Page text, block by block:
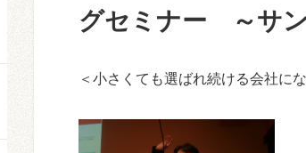
グセミナー ～サ
＜小さくても選ばれ続ける会社